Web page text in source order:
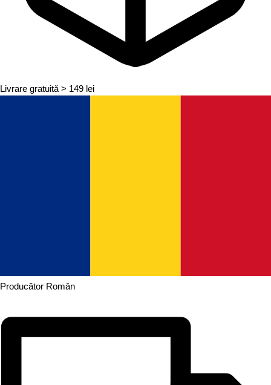
Livrare gratuită > 149 lei
Producător Român